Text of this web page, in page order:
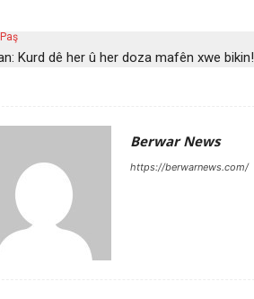
Kurd dê her û her doza mafên xwe bikin!
Berwar News
https://berwarnews.com/